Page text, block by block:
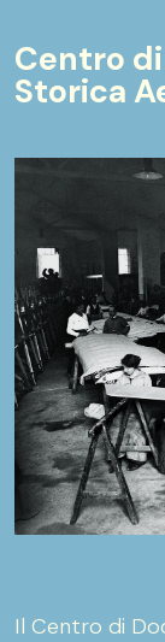
Centro
Storica
Il Centro di